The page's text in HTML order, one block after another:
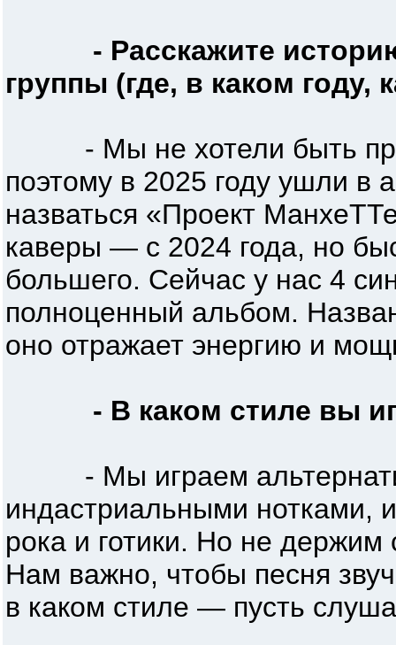
- Расскажите
группы (где, в каком году,
- Мы не хотели быть
поэтому в 2025 году ушли в
назваться «Проект
каверы — с 2024 года, но
большего. Сейчас у нас 4
полноценный альбом.
оно отражает энергию и
- В каком стиле вы
- Мы играем
индастриальными нотками,
рока и готики. Но не держим
Нам важно, чтобы песня
в каком стиле — пусть